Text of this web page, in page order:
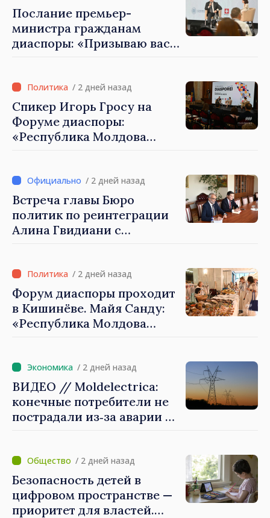
Послание премьер-
министра гражданам
диаспоры: «Призываю вас
Молдова» / 2 дней назад
Спикер Игорь Гросу на
Форуме диаспоры:
«Республика Молдова
и за рубежом, что
заслуживает стать частью
большой европейской
семьи»
/ 2 дней назад
Встреча главы Бюро
политик по реинтеграции
Алина Гвидиани с
Красного Креста в
Молдове
/ 2 дней назад
Форум диаспоры проходит
в Кишинёве. Майя Санду:
«Республика Молдова
диаспора может сыграть
важную роль в
продвижении и поддержке
этого пути»
/ 2 дней назад
ВИДЕО // Moldelectrica:
конечные потребители не
пострадали из‑за аварии на
выполнены в
приоритетном режиме
/ 2 дней назад
Безопасность детей в
цифровом пространстве —
приоритет для властей.